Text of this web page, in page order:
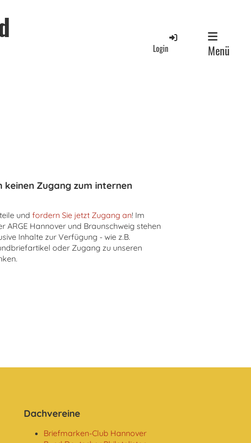
Login Menü
keinen Zugang zum internen
und fordern Sie jetzt Zugang an! Im
ARGE Hannover und Braunschweig stehen
Inhalte zur Verfügung - wie z.B.
oder Zugang zu unseren
Dachvereine
Briefmarken-Club Hannover